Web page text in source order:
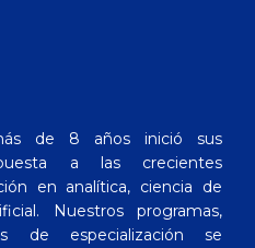
de 8 años inició sus
a las crecientes
en analítica, ciencia de
Nuestros programas,
de especialización se